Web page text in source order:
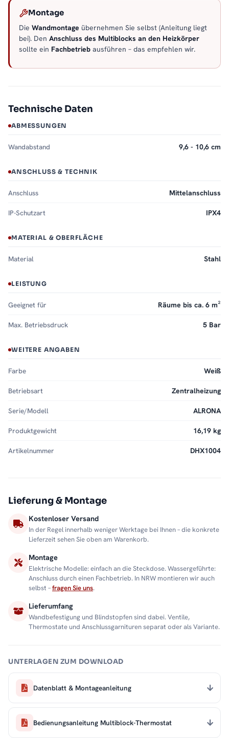
Montage
Die Wandmontage übernehmen Sie selbst (Anleitung liegt
bei). Den Anschluss des Multiblocks an den Heizkörper
sollte ein Fachbetrieb ausführen – das empfehlen wir.
Technische Daten
ABMESSUNGEN
Wandabstand 9,6 - 10,6 cm
ANSCHLUSS & TECHNIK
Anschluss Mittelanschluss
IP-Schutzart IPX4
MATERIAL & OBERFLÄCHE
Material Stahl
LEISTUNG
Geeignet für Räume bis ca. 6 m²
Max. Betriebsdruck 5 Bar
WEITERE ANGABEN
Farbe Weiß
Betriebsart Zentralheizung
Serie/Modell ALRONA
Produktgewicht 16,19 kg
Artikelnummer DHX1004
Lieferung & Montage
Kostenloser Versand
In der Regel innerhalb weniger Werktage bei Ihnen – die konkrete
Lieferzeit sehen Sie oben am Warenkorb.
Montage
Elektrische Modelle: einfach an die Steckdose. Wassergeführte:
Anschluss durch einen Fachbetrieb. In NRW montieren wir auch
selbst –fragen Sie uns.
Lieferumfang
Wandbefestigung und Blindstopfen sind dabei. Ventile,
Thermostate und Anschlussgarnituren separat oder als Variante.
UNTERLAGEN ZUM DOWNLOAD
Datenblatt & Montageanleitung
Bedienungsanleitung Multiblock-Thermostat